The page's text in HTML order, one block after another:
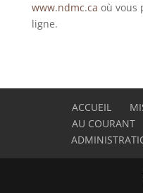
www.ndmc.ca où vous
ligne.
ACCUEIL
AU COURANT